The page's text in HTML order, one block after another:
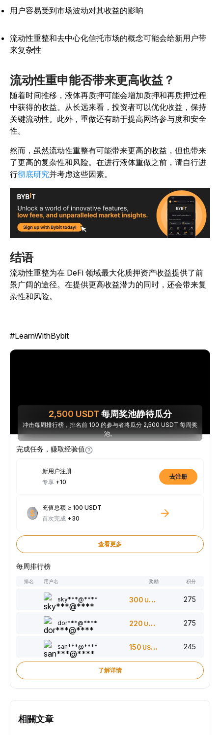
用户容易受到市场波动对其收益的影响
流动性重整和去中心化信托市场的概念可能会给新用户带
来复杂性
流动性重申能否带来更高收益？
随着时间推移，液体再质押可能会增加质押和再质押过程
中获得的收益。从长远来看，投资者可以优化收益，保持
关键流动性。此外，重做还有助于提高网络参与度和安全
性。
然而，虽然流动性重整有可能带来更高的收益，但也带来
了更高的复杂性和风险。在进行液体重做之前，请自行进
行彻底研究并考虑这些因素。
结语
流动性重整为在 DeFi 领域最大化质押资产收益提供了前
景广阔的途径。在提供更高收益潜力的同时，还会带来复
杂性和风险。
#LearnWithBybit
2,500 USDT 每周奖池静待瓜分
冲击每周排行榜，排名前 100 的参与者将瓜分 2,500 USDT 每周奖
池。
完成任务，赚取经验值
新用户注册
专享 +10
去注册
充值总额 ≥ 100 USDT
首次完成 +30
查看更多
每周排行榜
排名 用户名 奖励 积分
sky***@**** 300 USDT 275
dor***@**** 220 USDT 275
san***@**** 150 USDT 245
了解详情
相關文章